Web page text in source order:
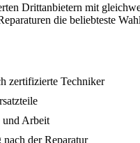
Drittanbietern mit
die beliebteste
zertifizierte Techniker
und Arbeit
der Reparatur